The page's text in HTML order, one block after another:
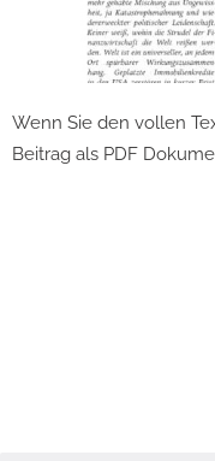
Wenn Sie den vollen
Beitrag als PDF